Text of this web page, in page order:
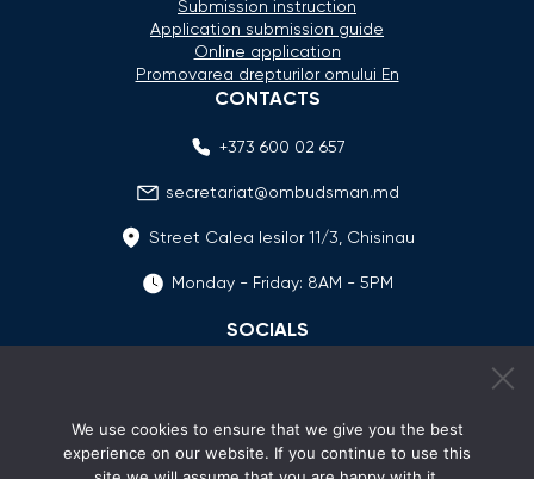
Submission instruction
Application submission guide
Online application
Promovarea drepturilor omului En
CONTACTS
+373 600 02 657
secretariat@ombudsman.md
Street Calea Iesilor 11/3, Chisinau
Monday - Friday: 8AM - 5PM
SOCIALS
We use cookies to ensure that we give you the best
experience on our website. If you continue to use this